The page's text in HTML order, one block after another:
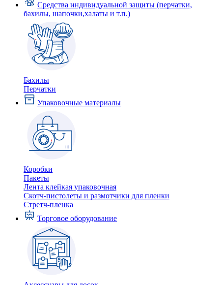
Средства индивидуальной защиты (перчатки,
бахилы, шапочки,халаты и т.п.)
Бахилы
Перчатки
Упаковочные материалы
Коробки
Пакеты
Лента клейкая упаковочная
Скотч-пистолеты и размотчики для пленки
Стретч-пленка
Торговое оборудование